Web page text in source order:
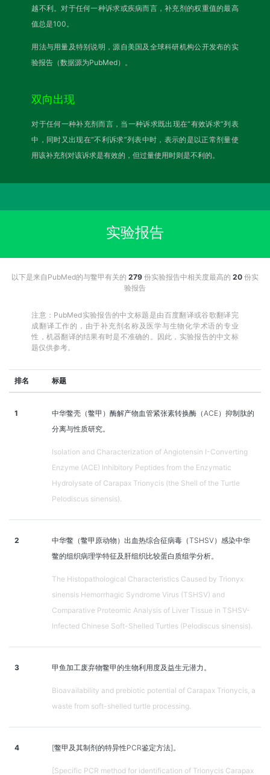
越不利。对于任何一种诉求或疾病而言，补充剂的权重值的最高
值总是100。
用法与用量及特别说明，源自美国及全球科研机构公开发布的实
验报告（数据源为PubMed）。
双向出现
对于任何一种补充剂而言，当一种诉求既出现在“有效诉求”列表
中，同时又出现在“不利诉求”列表中时，表示的是以正常剂量使
用该补充剂对该诉求是有效的，但过量使用时则是不利的。
实验报告
以下是来自PubMed的与鳖甲有关的 279 份实验报告中相关度最高的 20 份实
验报告
注意：PubMed实验报告的中文标题是由百度翻译或谷歌翻译完
成翻译工作的，由于补充剂名称及医学与生物化学术语的专业
性，机器翻译的结果有时是不准确的。因此，实验报告的中文标
题仅供参考。
排名 标题
1
中华鳖壳（鳖甲）酶解产物血管紧张素转换酶（ACE）抑制肽的
分离与性质研究。
Isolation and Characterization of Angiotensin I-Converting
Enzyme (ACE) Inhibitory Peptides from the Enzymatic
Hydrolysate of Carapax Trionycis (the Shell of the Turtle
Pelodiscus sinensis).
2
中华鳖（鳖甲原动物）出血热综合征病毒（TSHSV）感染中华
鳖的组织病理学特征及肝组织比较蛋白质组学分析。
The Histopathological Characteristics Caused by Trionyx
sinensis Hemorrhagic Syndrome Virus (TSHSV) and
Comparative Proteomic Analysis of Liver Tissue in TSHSV-
Infected Chinese Soft-Shelled Turtles (Pelodiscus sinensis).
3 甲鱼加工废弃物鳖甲的生物利用度及益生元潜力。
Bioavailability and prebiotic potential of Carapax Trionycis, a
waste from soft-shelled turtle processing.
4 [鳖甲及其制剂的特异性PCR鉴定方法]。
[Specific PCR method for identification of Trionycis Carapax